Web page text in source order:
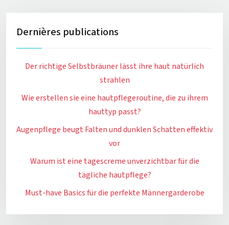
Dernières publications
Der richtige Selbstbräuner lässt ihre haut natürlich
strahlen
Wie erstellen sie eine hautpflegeroutine, die zu ihrem
hauttyp passt?
Augenpflege beugt Falten und dunklen Schatten effektiv
vor
Warum ist eine tagescreme unverzichtbar für die
tägliche hautpflege?
Must-have Basics für die perfekte Männergarderobe